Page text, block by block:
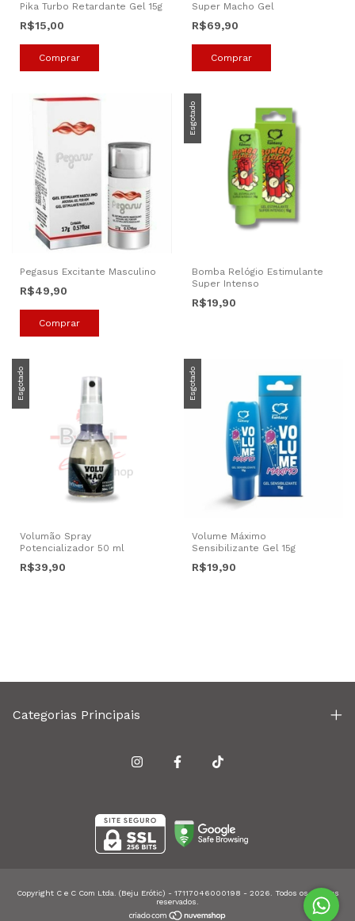
Pika Turbo Retardante Gel 15g
R$15,00
Super Macho Gel
R$69,90
Pegasus Excitante Masculino
R$49,90
Esgotado
Bomba Relógio Estimulante
Super Intenso
R$19,90
Esgotado
Volumão Spray
Potencializador 50 ml
R$39,90
Esgotado
Volume Máximo
Sensibilizante Gel 15g
R$19,90
Categorias Principais
Copyright C e C Com Ltda. (Beju Erótic) - 17117046000198 - 2026. Todos os direitos
reservados.